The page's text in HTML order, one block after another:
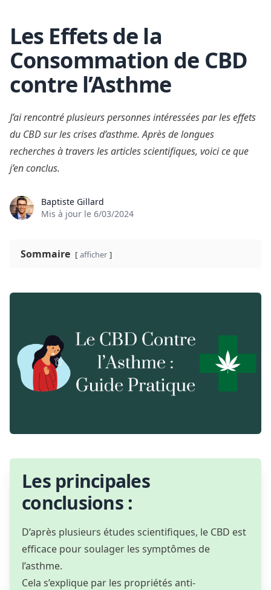
Skip to content
Les Effets de la
Consommation de CBD
contre l’Asthme
J’ai rencontré plusieurs personnes intéressées par les effets
du CBD sur les crises d’asthme. Après de longues
recherches à travers les articles scientifiques, voici ce que
j’en conclus.
Baptiste Gillard
Mis à jour le 6/03/2024
Sommaire afficher
Les principales
conclusions :
D’après plusieurs études scientifiques, le CBD est
efficace pour soulager les symptômes de
l’asthme.
Cela s’explique par les propriétés anti-